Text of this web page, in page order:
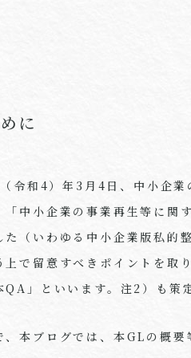
に
令和4）年3月4日、中小企業
「中小企業の事業再生等に関
た（いわゆる中小企業版私的
上で留意すべきポイントを取
QA」といいます。注2）も策
、本ブログでは、本GLの概要